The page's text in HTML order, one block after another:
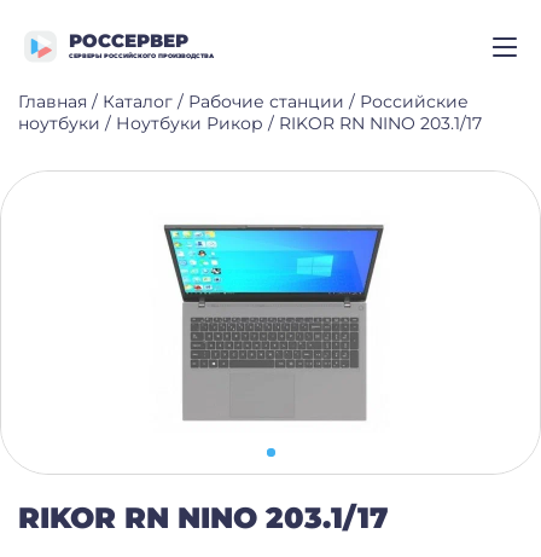
РОССЕРВЕР
СЕРВЕРЫ РОССИЙСКОГО ПРОИЗВОДСТВА
Главная / Каталог / Рабочие станции / Российские
ноутбуки / Ноутбуки Рикор / RIKOR RN NINO 203.1/17
RIKOR RN NINO 203.1/17